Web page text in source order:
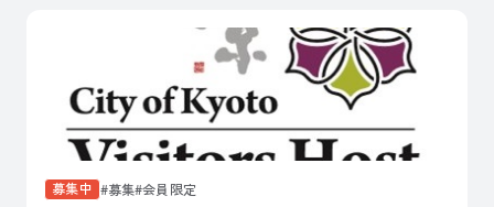
募集中 募集 会員限定